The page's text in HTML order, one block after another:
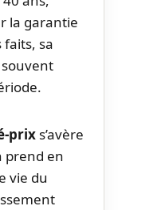
la garantie
faits, sa
prix s’avère
prend en
vie du